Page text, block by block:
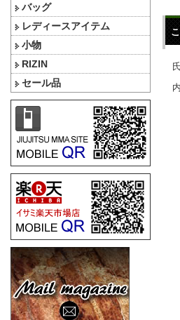
バッグ
レディースアイテム
小物
RIZIN
セール品